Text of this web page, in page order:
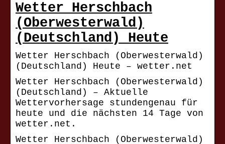
Wetter Herschbach
(Oberwesterwald)
(Deutschland) Heute
Wetter Herschbach (Oberwesterwald)
(Deutschland) Heute – wetter.net
Wetter Herschbach (Oberwesterwald)
(Deutschland) – Aktuelle
Wettervorhersage stundengenau für
heute und die nächsten 14 Tage von
wetter.net.
Wetter Herschbach (Oberwesterwald)